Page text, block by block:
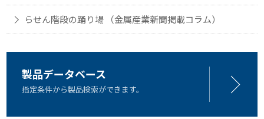
らせん階段の踊り場 （金属産業新聞掲載コラム）
製品データベース
指定条件から製品検索ができます。